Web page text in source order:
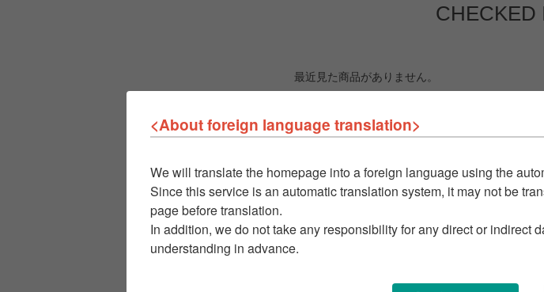
CHECKED
最近見た商品がありません。
<About foreign language translation>
We will translate the homepage into a foreign language using the
Since this service is an automatic translation system, it may not be
page before translation.
In addition, we do not take any responsibility for any direct or indirect
understanding in advance.